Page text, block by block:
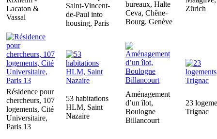
Lacaton &
Vassal
Saint-Vincent-
de-Paul into
housing, Paris
bureaux, Halte
Ceva, Chêne-
Bourg, Genève
Zürich
Résidence pour
chercheurs, 107
logements, Cité
Universitaire,
Paris 13
53 habitations
HLM, Saint
Nazaire
Aménagement
d’un îlot,
Boulogne
Billancourt
23
Trignac